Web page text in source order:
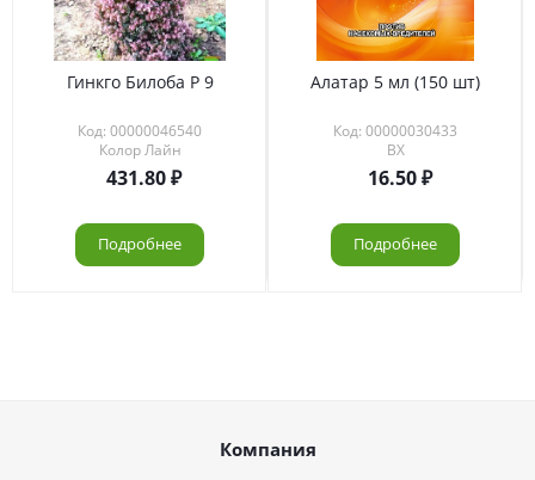
Гинкго Билоба Р 9
Код: 00000046540
Колор Лайн
431.80
Подробнее
Алатар 5 мл (150 шт)
Код: 00000030433
ВХ
16.50
Подробнее
Компания